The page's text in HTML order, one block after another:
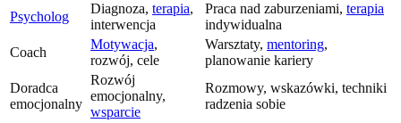
Psycholog
Diagnoza, terapia,
interwencja
Praca nad zaburzeniami, terapia
indywidualna
Coach
Motywacja,
rozwój, cele
Warsztaty, mentoring,
planowanie kariery
Doradca
emocjonalny
Rozwój
emocjonalny,
wsparcie
Rozmowy, wskazówki, techniki
radzenia sobie